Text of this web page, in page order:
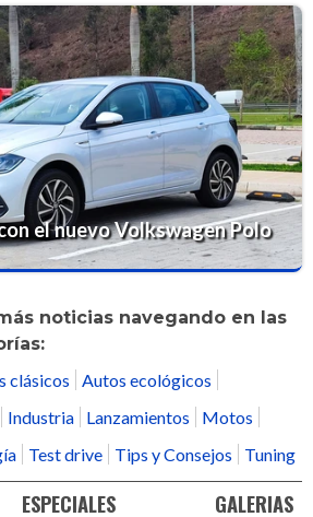
el nuevo Volkswagen Polo
noticias navegando en las
clásicos
Autos ecológicos
Industria Lanzamientos
Motos
Test drive Tips y Consejos Tuning
ESPECIALES GALERIAS